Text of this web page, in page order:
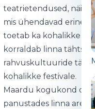
teatrietendused,
mis ühendavad
toetab ka kohalikke
korraldab linna
rahvuskultuuride
kohalikke festivale.
Maardu kogukond on
panustades linna